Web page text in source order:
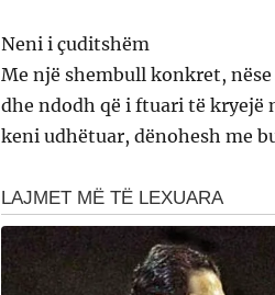
Neni i çuditshëm
Me një shembull konkret,
dhe ndodh që i ftuari të kryejë
keni udhëtuar, dënohesh me